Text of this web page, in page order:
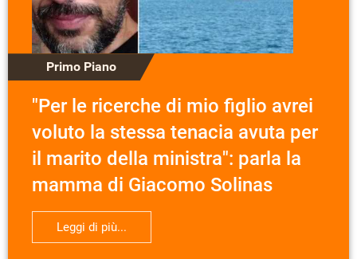
Primo Piano
"Per le ricerche di mio figlio avrei
voluto la stessa tenacia avuta per
il marito della ministra": parla la
mamma di Giacomo Solinas
Leggi di più...